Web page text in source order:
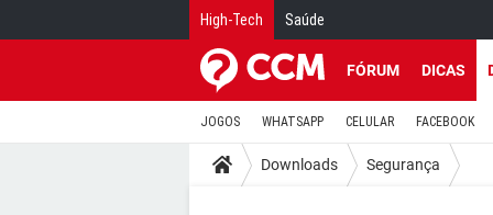
High-Tech Saúde
FÓRUM DICAS
JOGOS WHATSAPP CELULAR FACEBOOK
Downloads Segurança